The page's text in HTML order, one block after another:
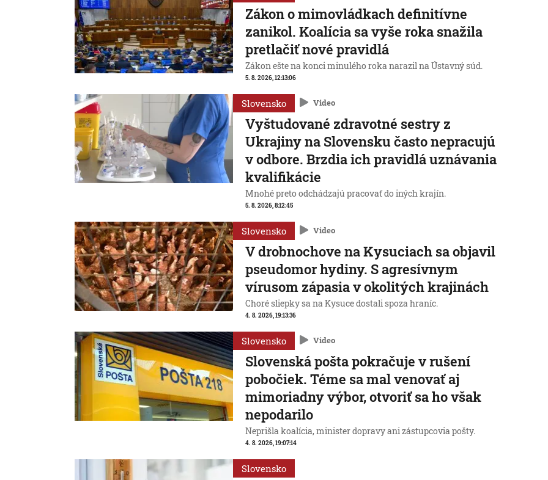
Zákon o mimovládkach definitívne
zanikol. Koalícia sa vyše roka snažila
pretlačiť nové pravidlá
Zákon ešte na konci minulého roka narazil na Ústavný súd.
5. 8. 2026, 12:13:06
Slovensko Video
Vyštudované zdravotné sestry z
Ukrajiny na Slovensku často nepracujú
v odbore. Brzdia ich pravidlá uznávania
kvalifikácie
Mnohé preto odchádzajú pracovať do iných krajín.
5. 8. 2026, 8:12:45
Slovensko Video
V drobnochove na Kysuciach sa objavil
pseudomor hydiny. S agresívnym
vírusom zápasia v okolitých krajinách
Choré sliepky sa na Kysuce dostali spoza hraníc.
4. 8. 2026, 19:13:36
Slovensko Video
Slovenská pošta pokračuje v rušení
pobočiek. Téme sa mal venovať aj
mimoriadny výbor, otvoriť sa ho však
nepodarilo
Neprišla koalícia, minister dopravy ani zástupcovia pošty.
4. 8. 2026, 19:07:14
Slovensko